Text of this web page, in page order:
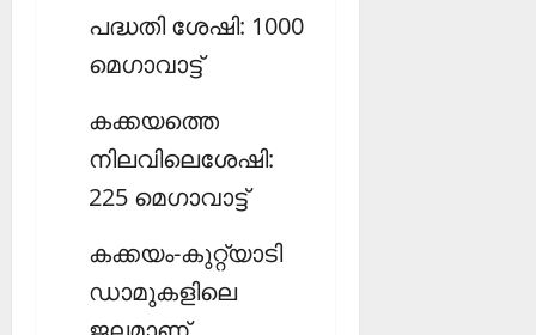
പദ്ധതി ശേഷി: 1000
മെഗാവാട്ട്
കക്കയത്തെ
നിലവിലെശേഷി:
225 മെഗാവാട്ട്
കക്കയം-കുറ്റ്യാടി
ഡാമുകളിലെ